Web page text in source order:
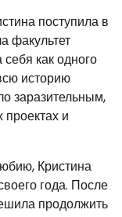
поступила в
факультет
как одного
историю
заразительным,
проектах и
Кристина
года. После
продолжить